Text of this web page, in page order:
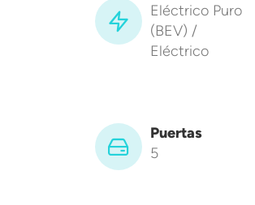
Eléctrico Puro
(BEV) /
Eléctrico
Puertas
5